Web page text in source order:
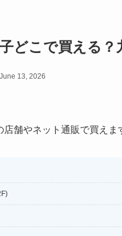
どこで買える
June 13, 2026
舗やネット通販で買えま